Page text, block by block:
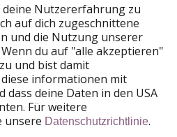
HolidayPirates Group
HolidayPirates
WakacyjniPiraci
Ferienpiraten
ViajerosPiratas
Nutzererfahrung zu
auf dich zugeschnittene
und die Nutzung unserer
du auf "alle akzeptieren"
und bist damit
informationen mit
deine Daten in den USA
Für weitere
unsere Datenschutzrichtlinie.